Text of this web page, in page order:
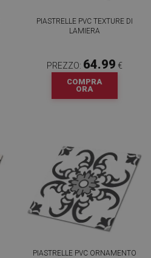
PIASTRELLE PVC TEXTURE DI
LAMIERA
PREZZO: 64.99 €
COMPRA
ORA
PIASTRELLE PVC ORNAMENTO